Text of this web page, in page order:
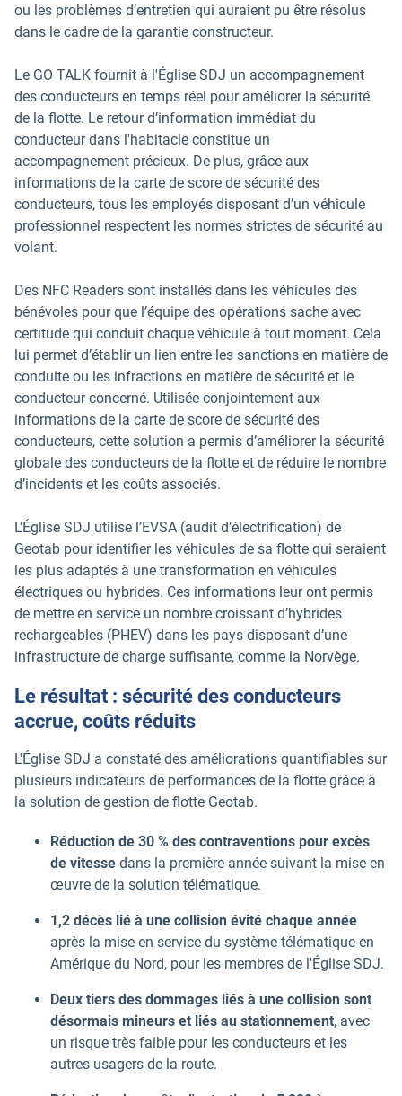
ou les problèmes d’entretien qui auraient pu être résolus
dans le cadre de la garantie constructeur.
Le GO TALK fournit à l'Église SDJ un accompagnement
des conducteurs en temps réel pour améliorer la sécurité
de la flotte. Le retour d’information immédiat du
conducteur dans l'habitacle constitue un
accompagnement précieux. De plus, grâce aux
informations de la carte de score de sécurité des
conducteurs, tous les employés disposant d’un véhicule
professionnel respectent les normes strictes de sécurité au
volant.
Des NFC Readers sont installés dans les véhicules des
bénévoles pour que l’équipe des opérations sache avec
certitude qui conduit chaque véhicule à tout moment. Cela
lui permet d’établir un lien entre les sanctions en matière de
conduite ou les infractions en matière de sécurité et le
conducteur concerné. Utilisée conjointement aux
informations de la carte de score de sécurité des
conducteurs, cette solution a permis d’améliorer la sécurité
globale des conducteurs de la flotte et de réduire le nombre
d’incidents et les coûts associés.
L'Église SDJ utilise l’EVSA (audit d’électrification) de
Geotab pour identifier les véhicules de sa flotte qui seraient
les plus adaptés à une transformation en véhicules
électriques ou hybrides. Ces informations leur ont permis
de mettre en service un nombre croissant d’hybrides
rechargeables (PHEV) dans les pays disposant d’une
infrastructure de charge suffisante, comme la Norvège.
Le résultat : sécurité des conducteurs
accrue, coûts réduits
L'Église SDJ a constaté des améliorations quantifiables sur
plusieurs indicateurs de performances de la flotte grâce à
la solution de gestion de flotte Geotab.
Réduction de 30 % des contraventions pour excès
de vitesse dans la première année suivant la mise en
œuvre de la solution télématique.
1,2 décès lié à une collision évité chaque année
après la mise en service du système télématique en
Amérique du Nord, pour les membres de l'Église SDJ.
Deux tiers des dommages liés à une collision sont
désormais mineurs et liés au stationnement, avec
un risque très faible pour les conducteurs et les
autres usagers de la route.